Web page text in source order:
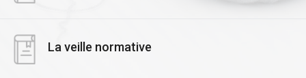
La veille normative